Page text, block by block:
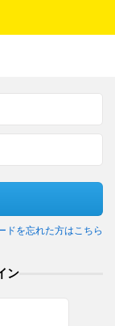
ドを忘れた方はこちら
ン